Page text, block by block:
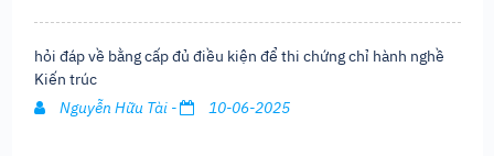
hỏi đáp về bằng cấp đủ điều kiện để thi chứng chỉ hành nghề
Kiến trúc
Nguyễn Hữu Tài -
10-06-2025